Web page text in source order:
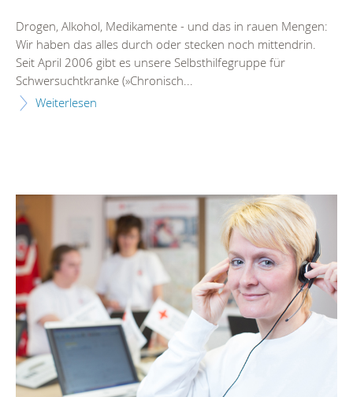
Drogen, Alkohol, Medikamente - und das in rauen Mengen:
Wir haben das alles durch oder stecken noch mittendrin.
Seit April 2006 gibt es unsere Selbsthilfegruppe für
Schwersuchtkranke (»Chronisch...
Weiterlesen